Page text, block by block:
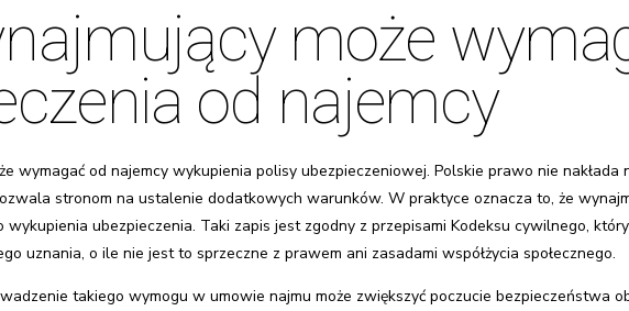
może
od najemcy
wymagać od najemcy wykupienia polisy ubezpieczeniowej. Polskie prawo nie
stronom na ustalenie dodatkowych warunków. W praktyce oznacza to, że
wykupienia ubezpieczenia. Taki zapis jest zgodny z przepisami Kodeksu cywilnego,
uznania, o ile nie jest to sprzeczne z prawem ani zasadami współżycia społecznego.
takiego wymogu w umowie najmu może zwiększyć poczucie bezpieczeństwa